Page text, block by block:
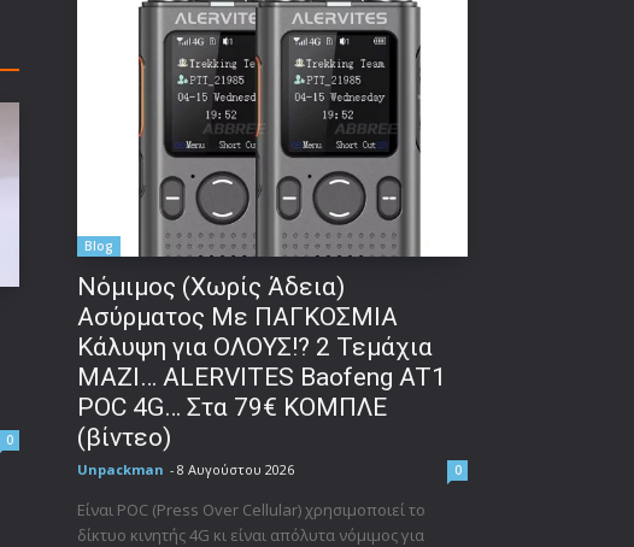
0
Blog
Νόμιμος (Χωρίς Άδεια)
Ασύρματος Με ΠΑΓΚΟΣΜΙΑ
Κάλυψη για ΟΛΟΥΣ!? 2 Τεμάχια
ΜΑΖΙ… ALERVITES Baofeng AT1
POC 4G… Στα 79€ ΚΟΜΠΛΕ
(βίντεο)
Unpackman - 8 Αυγούστου 2026 0
Είναι POC (Press Over Cellular) χρησιμοποιεί το
δίκτυο κινητής 4G κι είναι απόλυτα νόμιμος για